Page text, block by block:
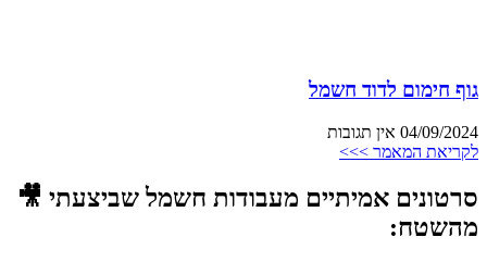
גוף חימום לדוד חשמל
04/09/2024 אין תגובות
לקריאת המאמר >>>
סרטונים אמיתיים מעבודות חשמל שביצעתי 🎥
מהשטח: